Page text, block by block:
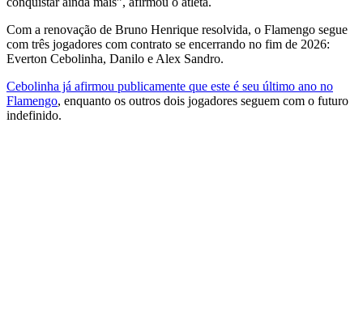
Com a renovação de Bruno Henrique resolvida, o Flamengo segue
com três jogadores com contrato se encerrando no fim de 2026:
Everton Cebolinha, Danilo e Alex Sandro.
Cebolinha já afirmou publicamente que este é seu último ano no
Flamengo, enquanto os outros dois jogadores seguem com o futuro
indefinido.